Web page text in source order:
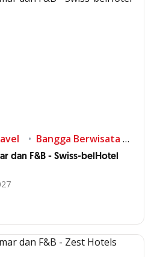
Bangga Berwisata di Indonesia
dan F&B - Swiss-belHotel